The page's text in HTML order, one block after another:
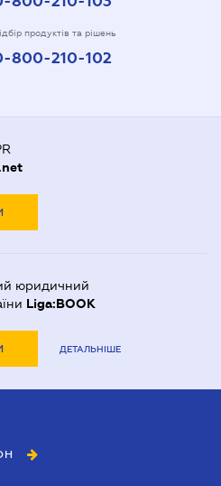
продуктів та рішень
800-210-102
юридичний
Liga:BOOK
ДЕТАЛЬНІШЕ